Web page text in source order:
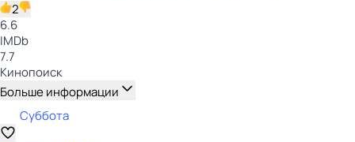
2
6.6
IMDb
7.7
Кинопоиск
Больше информации
Суббота